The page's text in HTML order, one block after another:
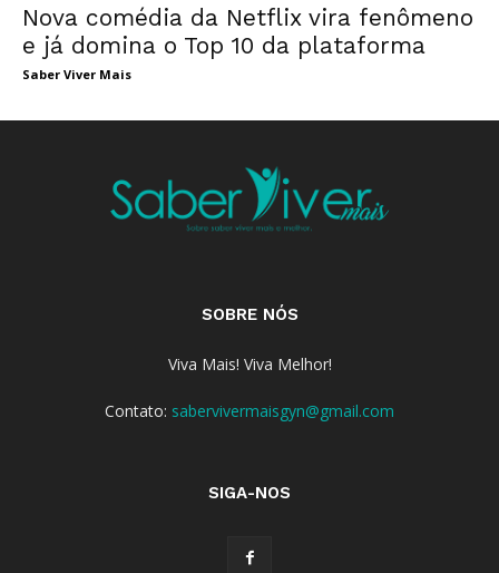
Nova comédia da Netflix vira fenômeno
e já domina o Top 10 da plataforma
Saber Viver Mais
SOBRE NÓS
Viva Mais! Viva Melhor!
Contato: sabervivermaisgyn@gmail.com
SIGA-NOS